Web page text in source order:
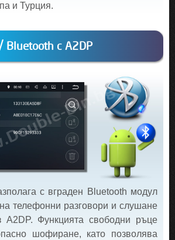
и Турция.
Bluetooth с A2DP
с вграден Bluetooth модул
телефонни разговори и слушане
A2DP. Функцията свободни ръце
шофиране, като позволява